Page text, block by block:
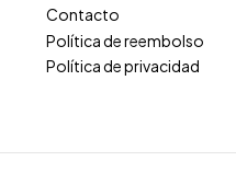
Contacto
Política de reembolso
Política de privacidad